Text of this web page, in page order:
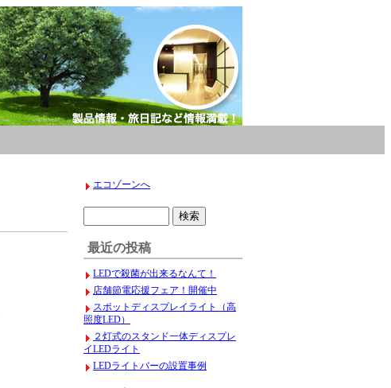
エコゾーンへ
最近の投稿
LEDで殺菌が出来るなんて！
店舗節電応援フェア！開催中
スポットディスプレイライト（高
照度LED）
２灯式のスタンド一体ディスプレ
イLEDライト
LEDライトバーの設置事例